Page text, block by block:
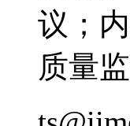
议；
质量